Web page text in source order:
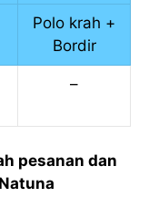
Polo krah +
Bordir
–
pesanan dan